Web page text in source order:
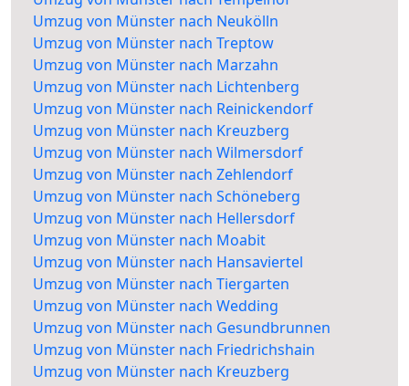
Umzug von Münster nach Neukölln
Umzug von Münster nach Treptow
Umzug von Münster nach Marzahn
Umzug von Münster nach Lichtenberg
Umzug von Münster nach Reinickendorf
Umzug von Münster nach Kreuzberg
Umzug von Münster nach Wilmersdorf
Umzug von Münster nach Zehlendorf
Umzug von Münster nach Schöneberg
Umzug von Münster nach Hellersdorf
Umzug von Münster nach Moabit
Umzug von Münster nach Hansaviertel
Umzug von Münster nach Tiergarten
Umzug von Münster nach Wedding
Umzug von Münster nach Gesundbrunnen
Umzug von Münster nach Friedrichshain
Umzug von Münster nach Kreuzberg